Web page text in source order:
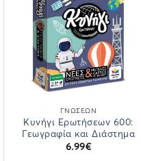
ΓΝΏΣΕΩΝ
Κυνήγι Ερωτήσεων 600:
Γεωγραφία και Διάστημα
6.99€